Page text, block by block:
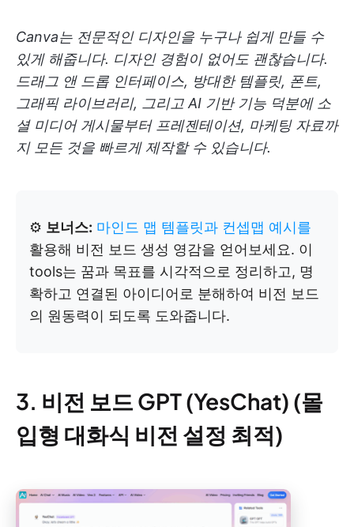
Canva는 전문적인 디자인을 누구나 쉽게 만들 수
있게 해줍니다. 디자인 경험이 없어도 괜찮습니다.
드래그 앤 드롭 인터페이스, 방대한 템플릿, 폰트,
그래픽 라이브러리, 그리고 AI 기반 기능 덕분에 소
셜 미디어 게시물부터 프레젠테이션, 마케팅 자료까
지 모든 것을 빠르게 제작할 수 있습니다.
⚙️ 보너스: 마인드 맵 템플릿과 컨셉맵 예시를
활용해 비전 보드 생성 영감을 얻어보세요. 이
tools는 꿈과 목표를 시각적으로 정리하고, 명
확하고 연결된 아이디어로 분해하여 비전 보드
의 원동력이 되도록 도와줍니다.
3. 비전 보드 GPT (YesChat) (몰
입형 대화식 비전 설정 최적)